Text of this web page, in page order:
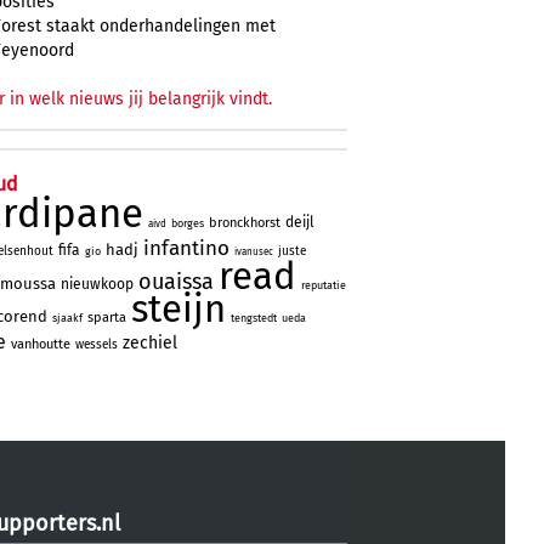
staakt onderhandelingen met
in welk nieuws jij belangrijk vindt.
aivd borges bronckhorst deijl
fifa gio hadj infantino ivanusec juste
moussa nieuwkoop ouaissa read reputatie
sjaakf sparta steijn tengstedt ueda
vanhoutte wessels zechiel